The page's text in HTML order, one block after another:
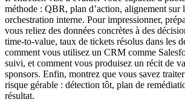
méthode : QBR, plan d’action, alignement sur
orchestration interne. Pour impressionner,
vous reliez des données concrètes à des
time-to-value, taux de tickets résolus dans les
comment vous utilisez un CRM comme
suivi, et comment vous produisez un récit de
sponsors. Enfin, montrez que vous savez
risque gérable : détection tôt, plan de
résultat.